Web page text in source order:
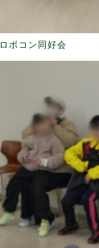
ロボコン同好会